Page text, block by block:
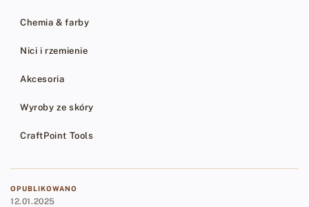
Chemia & farby
Nici i rzemienie
Akcesoria
Wyroby ze skóry
CraftPoint Tools
OPUBLIKOWANO
12.01.2025